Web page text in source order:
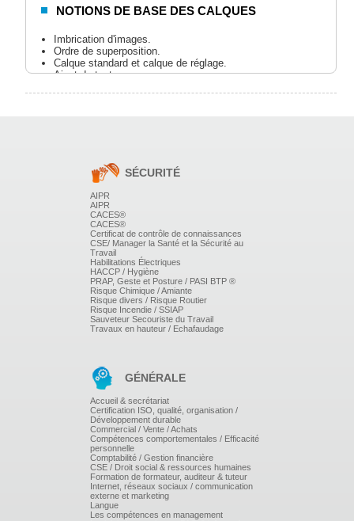
NOTIONS DE BASE DES CALQUES
Imbrication d'images.
Ordre de superposition.
Calque standard et calque de réglage.
Ajout de texte.
OUTILS DE DESSIN
LES RÉGLAGES
Sélection des couleurs, Pantone, RVB, CMJN.
Création de dégradés.
RETOUCHES
Photographiques et détourage.
Procédure de base.
Recadrage.
Corrections chromatiques.
Suppression d'éléments indésirables.
LES FILTRES
LES FORMATS D'ENREGISTREMENT
SÉCURITÉ
AIPR
AIPR
CACES®
CACES®
Certificat de contrôle de connaissances
CSE/ Manager la Santé et la Sécurité au
Travail
Habilitations Électriques
HACCP / Hygiène
PRAP, Geste et Posture / PASI BTP ®
Risque Chimique / Amiante
Risque divers / Risque Routier
Risque Incendie / SSIAP
Sauveteur Secouriste du Travail
Travaux en hauteur / Echafaudage
GÉNÉRALE
Accueil & secrétariat
Certification ISO, qualité, organisation /
Développement durable
Commercial / Vente / Achats
Compétences comportementales / Efficacité
personnelle
Comptabilité / Gestion financière
CSE / Droit social & ressources humaines
Formation de formateur, auditeur & tuteur
Internet, réseaux sociaux / communication
externe et marketing
Langue
Les compétences en management